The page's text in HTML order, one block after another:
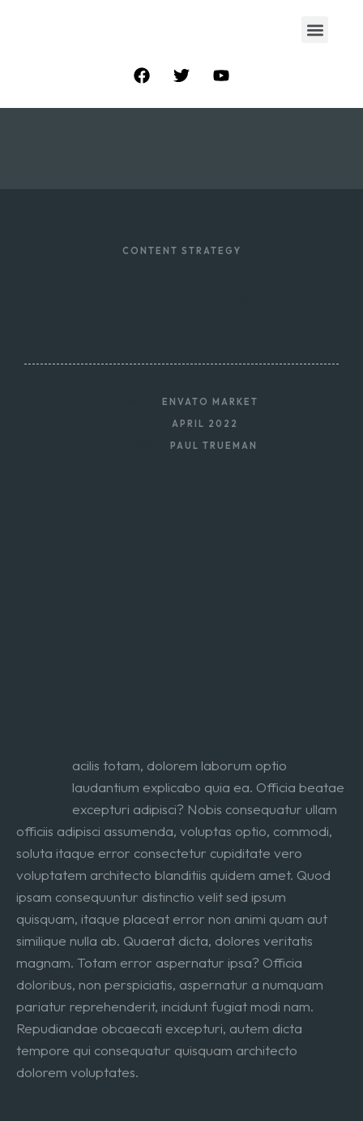
CONTENT STRATEGY
ENVATO MARKET
APRIL 2022
PAUL TRUEMAN
acilis totam, dolorem laborum optio
laudantium explicabo quia ea. Officia beatae
excepturi adipisci? Nobis consequatur ullam
officiis adipisci assumenda, voluptas optio, commodi,
soluta itaque error consectetur cupiditate vero
voluptatem architecto blanditiis quidem amet. Quod
ipsam consequuntur distinctio velit sed ipsum
quisquam, itaque placeat error non animi quam aut
similique nulla ab. Quaerat dicta, dolores veritatis
magnam. Totam error aspernatur ipsa? Officia
doloribus, non perspiciatis, aspernatur a numquam
pariatur reprehenderit, incidunt fugiat modi nam.
Repudiandae obcaecati excepturi, autem dicta
tempore qui consequatur quisquam architecto
dolorem voluptates.